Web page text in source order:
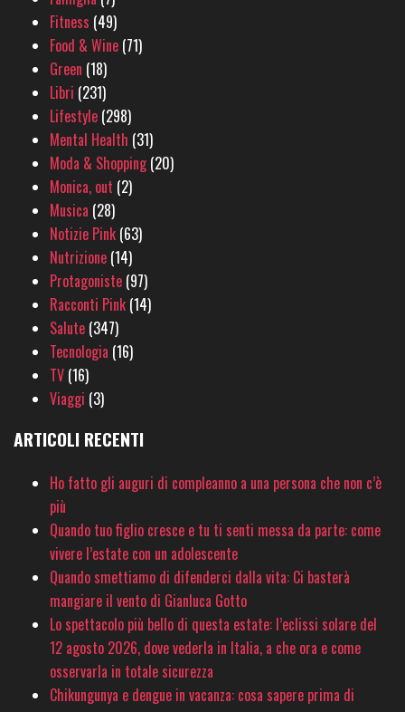
Fitness (49)
Food & Wine (71)
Green (18)
Libri (231)
Lifestyle (298)
Mental Health (31)
Moda & Shopping(20)
Monica, out (2)
Musica (28)
Notizie Pink (63)
Nutrizione (14)
Protagoniste (97)
Racconti Pink (14)
Salute (347)
Tecnologia (16)
TV (16)
Viaggi (3)
ARTICOLI RECENTI
Ho fatto gli auguri di compleanno a una persona che non c’è
più
Quando tuo figlio cresce e tu ti senti messa da parte: come
vivere l’estate con un adolescente
Quando smettiamo di difenderci dalla vita: Ci basterà
mangiare il vento di Gianluca Gotto
Lo spettacolo più bello di questa estate: l’eclissi solare del
12 agosto 2026, dove vederla in Italia, a che ora e come
osservarla in totale sicurezza
Chikungunya e dengue in vacanza: cosa sapere prima di